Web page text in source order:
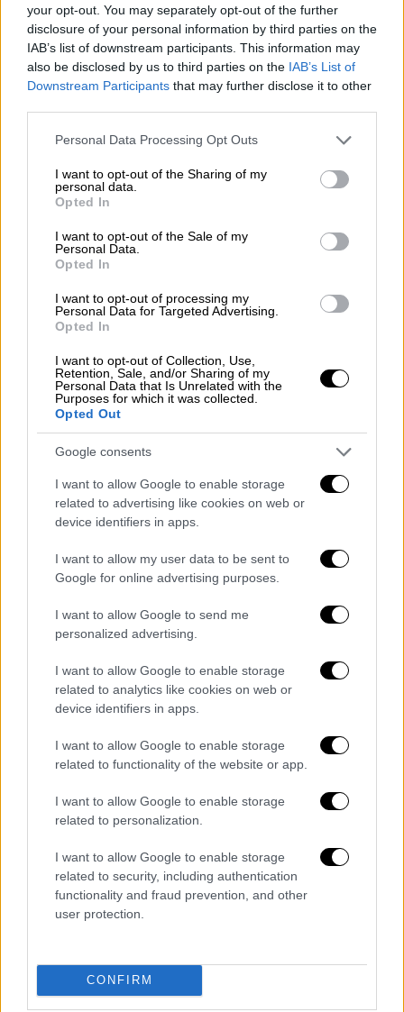
your opt-out. You may separately opt-out of the further
disclosure of your personal information by third parties on the
IAB’s list of downstream participants. This information may
also be disclosed by us to third parties on the IAB’s List of
Downstream Participants that may further disclose it to other
Please note that this website/app uses one or more Google
not limited to your visit or usage behaviour. You may click to
grant or deny consent to Google and its third-party tags to
use your data for below specified purposes in below Google
consent section.
Personal Data Processing Opt Outs
I want to opt-out of the Sharing of my
personal data.
Opted In
I want to opt-out of the Sale of my
Personal Data.
Opted In
I want to opt-out of processing my
Personal Data for Targeted Advertising.
Opted In
I want to opt-out of Collection, Use,
Retention, Sale, and/or Sharing of my
Personal Data that Is Unrelated with the
Purposes for which it was collected.
Opted Out
Google consents
I want to allow Google to enable storage
related to advertising like cookies on web or
device identifiers in apps.
I want to allow my user data to be sent to
Google for online advertising purposes.
I want to allow Google to send me
personalized advertising.
I want to allow Google to enable storage
related to analytics like cookies on web or
device identifiers in apps.
I want to allow Google to enable storage
related to functionality of the website or app.
I want to allow Google to enable storage
related to personalization.
I want to allow Google to enable storage
related to security, including authentication
functionality and fraud prevention, and other
user protection.
CONFIRM
Παρόλα αυτά ο νεος υπουργός Ψηφιακής
Διακυβέρνησης,Δημήτρης Παπαστεργίου
βλέπει λάθη αλλά και... αποτελέσματα στην
πολιτική που προηγήθηκε. Στην ομιλία του
στο πλαίσιο των προγραμματικών δηλώσεων
στη Βουλή, αφού έσπευσε να ξεκαθαρίσει ότι
η μόνη αρμοδιότητα που διατηρεί το
υπουργείο στα ΕΛΤΑ είναι ο έλεγχος της
καθολικής υπηρεσίας και η ισότιμη
πρόσβαση κάθε πολίτη σε ακριτικές και
νησιωτικές περιοχές δεδομένου ότι
«αυτό δεν συνιστά σε καμία περίπτωση
αφορμή να μην επέμβουμε».
Παραδέχτηκε, πάντως, και λάθη
επισημαίνοντας:«Τα ΕΛΤΑ πέρασαν από
εποχές που χρέωναν τον Έλληνα πολίτη 7,5
εκατομμύρια τον μήνα και πλέον κινούνται
σε ένα πολύ καλύτερο μέλλον. Με τις
προσπάθειες και παρά τα λάθη που έγιναν,
ήδη φαίνονται τα πρώτα αποτελέσματα».
Ο κ. Παπαστεργίου δεν αντιτάχθηκε στη
συρρίκνωση του δικτύου των καταστημάτων
αποστάσεις αναφέροντας πως «η δουλειά
πρέπει να συνεχιστεί. Δεν είναι δυνατόν στο
κέντρο της Αθήνας σε ακτίνα ενός
χιλιομέτρου εδώ γύρω να υπάρχουν δύο
μεγάλα και δέκα μικρά καταστήματα. Το
αξιοποίηση νέων τεχνολογιών, χωρίς να
χωρίς να κινδυνεύσει η δουλειά κανενός.
Υπερταμείου και των ΕΛΤΑ, προκειμένου να
δούμε ήδη σημειακές βελτιώσεις, έτσι ώστε
να μη μείνει καμία αστική ή περιαστική
σωστές ταχυδρομικές υπηρεσίες σε
απόσταση λίγων λεπτών».